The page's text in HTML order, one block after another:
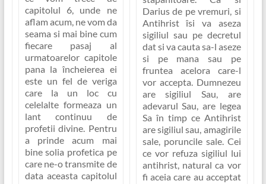
capitolul 6, unde ne
aflam acum, ne vom da
seama si mai bine cum
fiecare pasaj al
urmatoarelor capitole
pana la încheierea ei
este un fel de veriga
care la un loc cu
celelalte formeaza un
lant continuu de
profetii divine. Pentru
a prinde acum mai
bine solia profetica pe
care ne-o transmite de
data aceasta capitolul
Darius de pe vremuri, si
Antihrist îsi va aseza
sigiliul sau pe decretul
dat si va cauta sa-l aseze
si pe mana sau pe
fruntea acelora care-l
vor accepta. Dumnezeu
are sigiliul Sau, are
adevarul Sau, are legea
Sa în timp ce Antihrist
are sigiliul sau, amagirile
sale, poruncile sale. Cei
ce vor refuza sigiliul lui
antihrist, natural ca vor
fi aceia care au acceptat